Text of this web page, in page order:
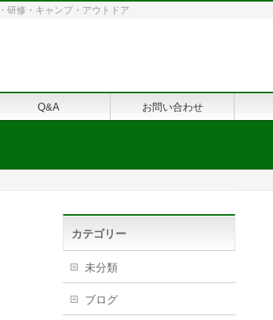
研修・キャンプ・アウトドア
Q&A お問い合わせ
カテゴリー
未分類
ブログ